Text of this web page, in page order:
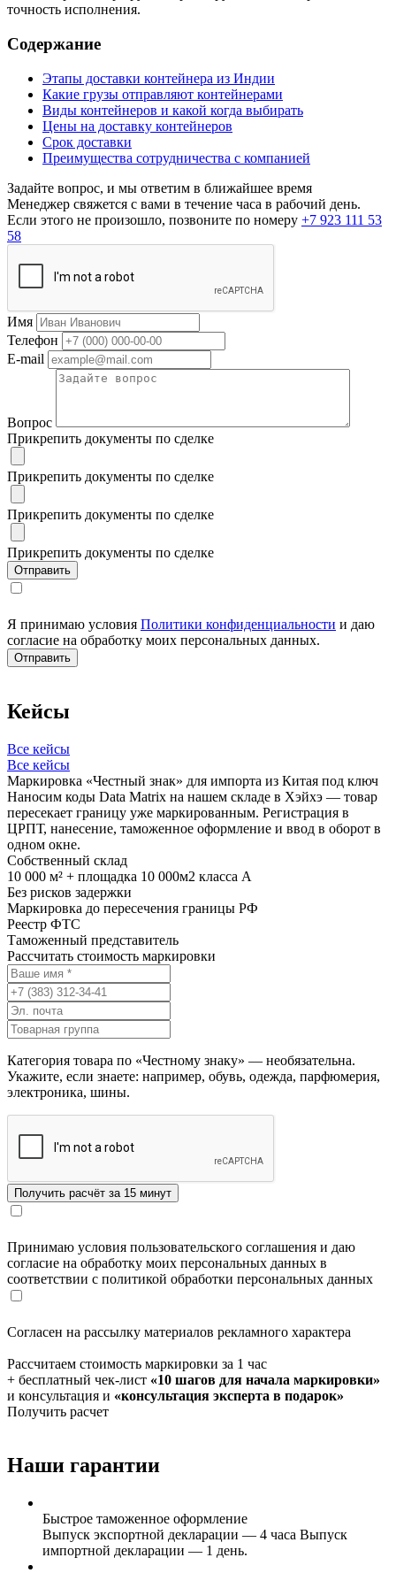
точность исполнения.
Содержание
Этапы доставки контейнера из Индии
Какие грузы отправляют контейнерами
Виды контейнеров и какой когда выбирать
Цены на доставку контейнеров
Срок доставки
Преимущества сотрудничества с компанией
Задайте вопрос, и мы ответим в ближайшее время
Менеджер свяжется с вами в течение часа в рабочий день.
Если этого не произошло, позвоните по номеру +7 923 111 53
58
Имя
Телефон
E-mail
Вопрос
Прикрепить документы по сделке
Прикрепить документы по сделке
Прикрепить документы по сделке
Прикрепить документы по сделке
Я принимаю условия Политики конфиденциальности и даю
согласие на обработку моих персональных данных.
Кейсы
Все кейсы
Все кейсы
Маркировка «Честный знак» для импорта из Китая под ключ
Наносим коды Data Matrix на нашем складе в Хэйхэ — товар
пересекает границу уже маркированным. Регистрация в
ЦРПТ, нанесение, таможенное оформление и ввод в оборот в
одном окне.
Собственный склад
10 000 м² + площадка 10 000м2 класса А
Без рисков задержки
Маркировка до пересечения границы РФ
Реестр ФТС
Таможенный представитель
Рассчитать стоимость маркировки
Категория товара по «Честному знаку» — необязательна.
Укажите, если знаете: например, обувь, одежда, парфюмерия,
электроника, шины.
Принимаю условия пользовательского соглашения и даю
согласие на обработку моих персональных данных в
соответствии с политикой обработки персональных данных
Согласен на рассылку материалов рекламного характера
Рассчитаем стоимость маркировки за 1 час
+ бесплатный чек-лист «10 шагов для начала маркировки»
и консультация и «консультация эксперта в подарок»
Получить расчет
Наши гарантии
Быстрое таможенное оформление
Выпуск экспортной декларации — 4 часа Выпуск
импортной декларации — 1 день.